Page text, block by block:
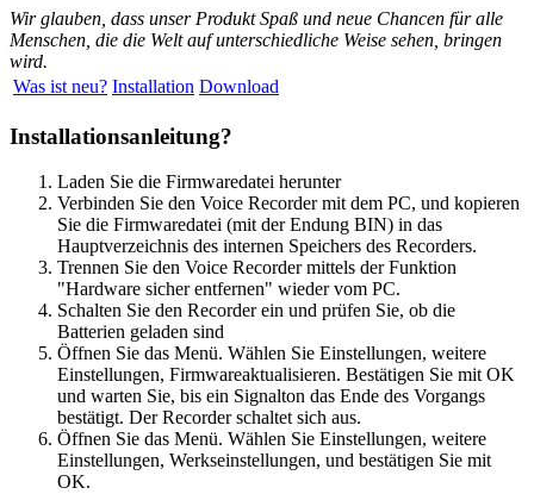
Wir glauben, dass unser Produkt Spaß und neue Chancen für alle
Menschen, die die Welt auf unterschiedliche Weise sehen, bringen
wird.
Was ist neu? Installation Download
Installationsanleitung?
Laden Sie die Firmwaredatei herunter
Verbinden Sie den Voice Recorder mit dem PC, und kopieren
Sie die Firmwaredatei (mit der Endung BIN) in das
Hauptverzeichnis des internen Speichers des Recorders.
Trennen Sie den Voice Recorder mittels der Funktion
"Hardware sicher entfernen" wieder vom PC.
Schalten Sie den Recorder ein und prüfen Sie, ob die
Batterien geladen sind
Öffnen Sie das Menü. Wählen Sie Einstellungen, weitere
Einstellungen, Firmwareaktualisieren. Bestätigen Sie mit OK
und warten Sie, bis ein Signalton das Ende des Vorgangs
bestätigt. Der Recorder schaltet sich aus.
Öffnen Sie das Menü. Wählen Sie Einstellungen, weitere
Einstellungen, Werkseinstellungen, und bestätigen Sie mit
OK.